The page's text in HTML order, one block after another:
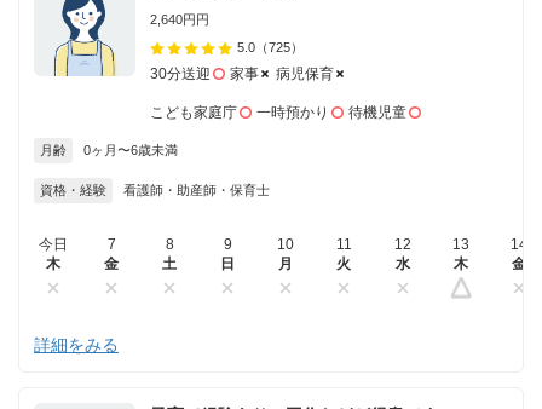
2,640円円
5.0 （725）
30分送迎 家事 病児保育
こども家庭庁 一時預かり 待機児童
月齢 0ヶ月〜6歳未満
資格・経験 看護師・助産師・保育士
今日
木
7
金
8
土
9
日
10
月
11
火
12
水
13
木
14
金
詳細をみる